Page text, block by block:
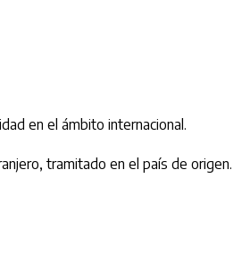
en el ámbito internacional.
tramitado en el país de origen.